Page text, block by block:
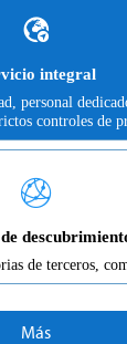

integral
personal
controles de

de terceros,
Más